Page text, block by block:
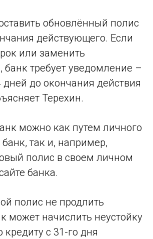
обновлённый полис
действующего. Если
или заменить
банк требует уведомление –
до окончания действия
Терехин.
можно как путем личного
так и, например,
полис в своем личном
банка.
полис не продлить
может начислить неустойку
кредиту с 31-го дня